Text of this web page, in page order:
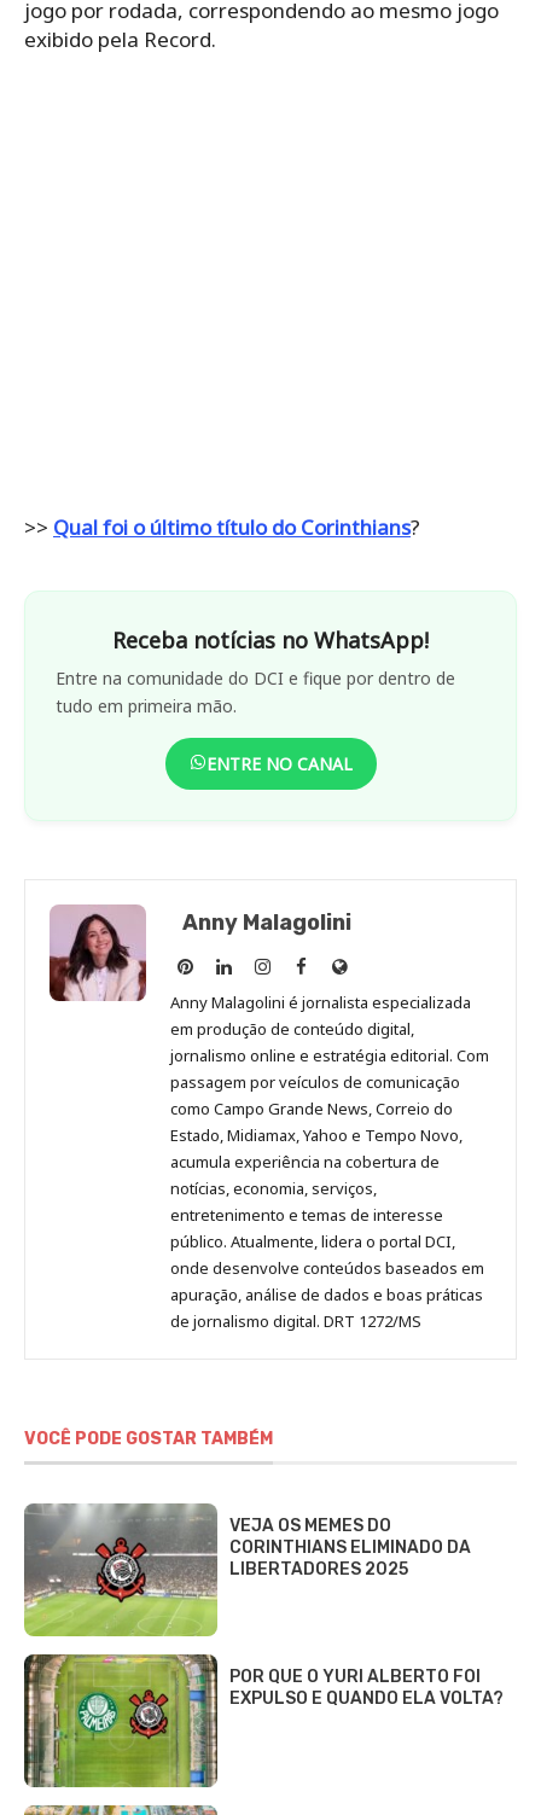
jogo por rodada, correspondendo ao mesmo jogo
exibido pela Record.
>> Qual foi o último título do Corinthians?
Receba notícias no WhatsApp!
Entre na comunidade do DCI e fique por dentro de
tudo em primeira mão.
ENTRE NO CANAL
Anny Malagolini
Anny
Malagolini
no
Pinterest
Anny
Malagolini
no
LinkedIn
Anny
Malagolini
no
Instagram
Anny
Malagolini
no
Facebook
Site
de
Anny
Malagolini
Anny Malagolini é jornalista especializada
em produção de conteúdo digital,
jornalismo online e estratégia editorial. Com
passagem por veículos de comunicação
como Campo Grande News, Correio do
Estado, Midiamax, Yahoo e Tempo Novo,
acumula experiência na cobertura de
notícias, economia, serviços,
entretenimento e temas de interesse
público. Atualmente, lidera o portal DCI,
onde desenvolve conteúdos baseados em
apuração, análise de dados e boas práticas
de jornalismo digital. DRT 1272/MS
VOCÊ PODE GOSTAR TAMBÉM
VEJA OS MEMES DO
CORINTHIANS ELIMINADO DA
LIBERTADORES 2025
POR QUE O YURI ALBERTO FOI
EXPULSO E QUANDO ELA VOLTA?